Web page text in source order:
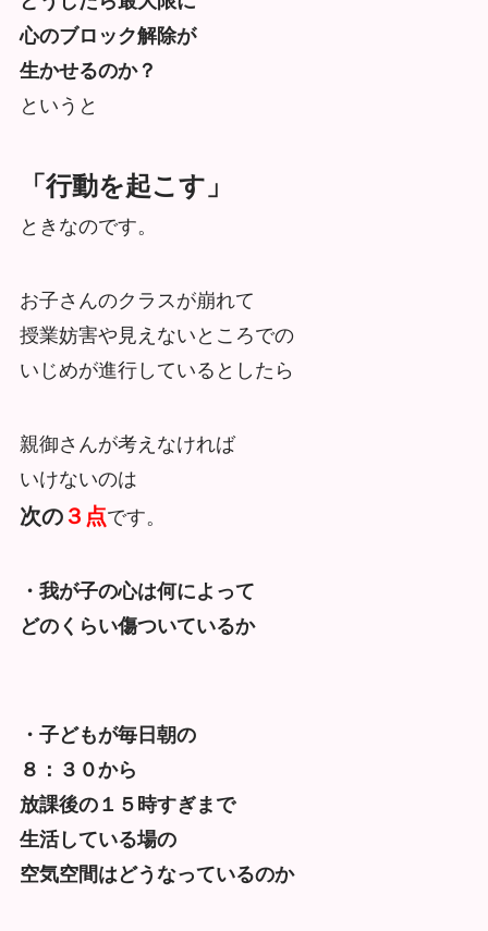
心のブロック解除が
生かせるのか？
というと
「行動を起こす」
ときなのです。
お子さんのクラスが崩れて
授業妨害や見えないところでの
いじめが進行しているとしたら
親御さんが考えなければ
いけないのは
次の３点です。
・我が子の心は何によって
どのくらい傷ついているか
・子どもが毎日朝の
８：３０から
放課後の１５時すぎまで
生活している場の
空気空間はどうなっているのか